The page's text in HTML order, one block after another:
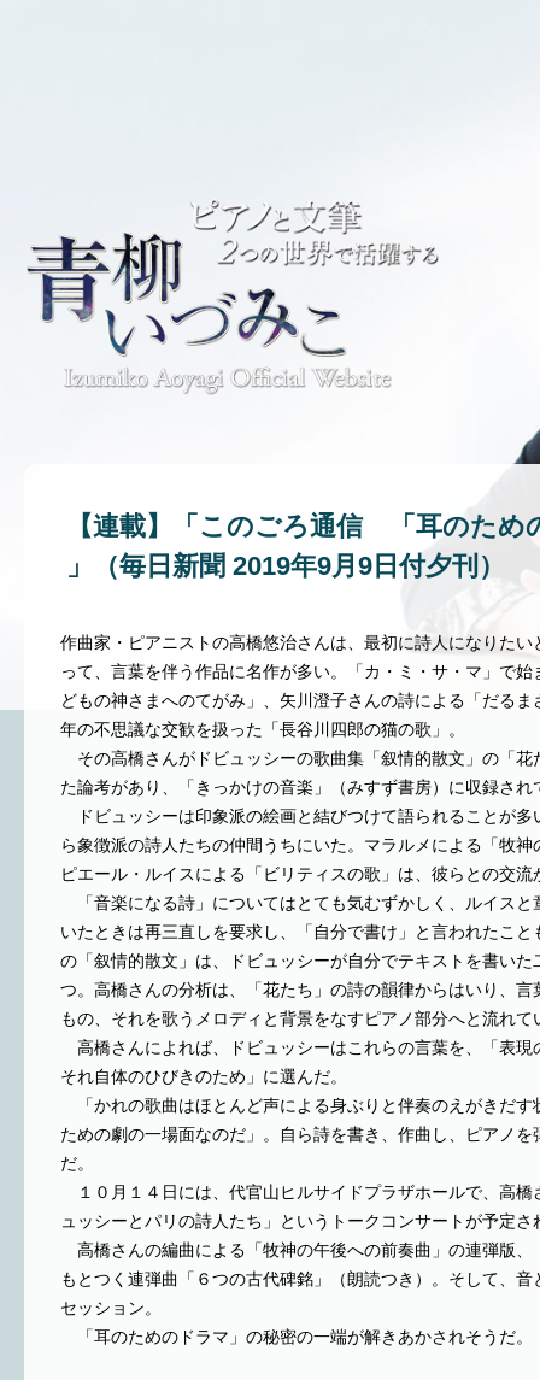
【連載】「このごろ通信 「耳のため
」（毎日新聞 2019年9月9日付夕刊）
作曲家・ピアニストの高橋悠治さんは、最初に詩人になりたい
って、言葉を伴う作品に名作が多い。「カ・ミ・サ・マ」で
どもの神さまへのてがみ」、矢川澄子さんの詩による「だる
年の不思議な交歓を扱った「長谷川四郎の猫の歌」。
その高橋さんがドビュッシーの歌曲集「叙情的散文」の「花
た論考があり、「きっかけの音楽」（みすず書房）に収録され
ドビュッシーは印象派の絵画と結びつけて語られることが多
ら象徴派の詩人たちの仲間うちにいた。マラルメによる「牧
ピエール・ルイスによる「ビリティスの歌」は、彼らとの交流
「音楽になる詩」についてはとても気むずかしく、ルイスと
いたときは再三直しを要求し、「自分で書け」と言われたこと
の「叙情的散文」は、ドビュッシーが自分でテキストを書いた
つ。高橋さんの分析は、「花たち」の詩の韻律からはいり、言
もの、それを歌うメロディと背景をなすピアノ部分へと流れて
高橋さんによれば、ドビュッシーはこれらの言葉を、「表現
それ自体のひびきのため」に選んだ。
「かれの歌曲はほとんど声による身ぶりと伴奏のえがきだす
ための劇の一場面なのだ」。自ら詩を書き、作曲し、ピアノを
だ。
１０月１４日には、代官山ヒルサイドプラザホールで、高橋
ュッシーとパリの詩人たち」というトークコンサートが予定さ
高橋さんの編曲による「牧神の午後への前奏曲」の連弾版、
もとつく連弾曲「６つの古代碑銘」（朗読つき）。そして、
セッション。
「耳のためのドラマ」の秘密の一端が解きあかされそうだ。